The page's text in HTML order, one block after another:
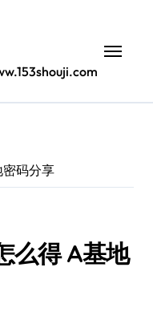
码分享
么得 A基地